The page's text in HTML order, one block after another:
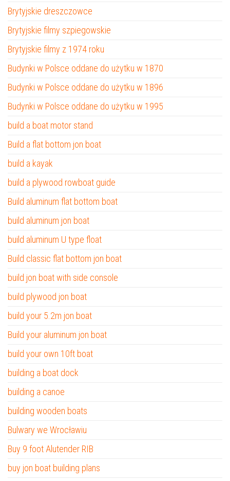
Brytyjskie dreszczowce
Brytyjskie filmy szpiegowskie
Brytyjskie filmy z 1974 roku
Budynki w Polsce oddane do użytku w 1870
Budynki w Polsce oddane do użytku w 1896
Budynki w Polsce oddane do użytku w 1995
build a boat motor stand
Build a flat bottom jon boat
build a kayak
build a plywood rowboat guide
Build aluminum flat bottom boat
build aluminum jon boat
build aluminum U type float
Build classic flat bottom jon boat
build jon boat with side console
build plywood jon boat
build your 5.2m jon boat
Build your aluminum jon boat
build your own 10ft boat
building a boat dock
building a canoe
building wooden boats
Bulwary we Wrocławiu
Buy 9 foot Alutender RIB
buy jon boat building plans